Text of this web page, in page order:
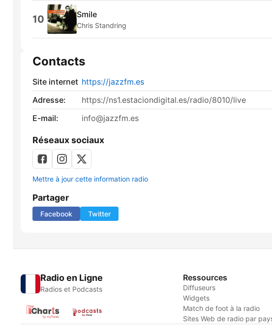
10 Smile
Chris Standring
Contacts
Site internet https://jazzfm.es
Adresse:
https://ns1.estaciondigital.es/radio/8010/live
E-mail:
info@jazzfm.es
Réseaux sociaux
Mettre à jour cette information radio
Partager
Facebook Twitter
Radio en Ligne
Radios et Podcasts
Ressources
Diffuseurs
Widgets
Match de foot à la radio
Sites Web de radio par